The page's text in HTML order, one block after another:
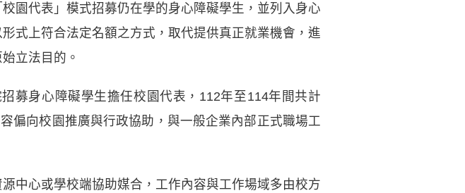
園代表」模式招募仍在學的身心障礙學生，並列入身心
式上符合法定名額之方式，取代提供真正就業機會，進
立法目的。
募身心障礙學生擔任校園代表，112年至114年間共計
偏向校園推廣與行政協助，與一般企業內部正式職場工
中心或學校端協助媒合，工作內容與工作場域多由校方